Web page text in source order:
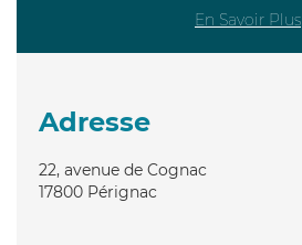
En Savoir Plus
Adresse
22, avenue de Cognac
17800 Pérignac